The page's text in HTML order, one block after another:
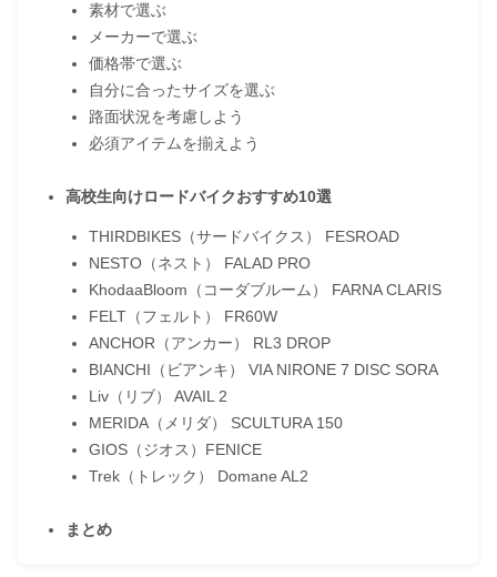
素材で選ぶ
メーカーで選ぶ
価格帯で選ぶ
自分に合ったサイズを選ぶ
路面状況を考慮しよう
必須アイテムを揃えよう
高校生向けロードバイクおすすめ10選
THIRDBIKES（サードバイクス） FESROAD
NESTO（ネスト） FALAD PRO
KhodaaBloom（コーダブルーム） FARNA CLARIS
FELT（フェルト） FR60W
ANCHOR（アンカー） RL3 DROP
BIANCHI（ビアンキ） VIA NIRONE 7 DISC SORA
Liv（リブ） AVAIL 2
MERIDA（メリダ） SCULTURA 150
GIOS（ジオス）FENICE
Trek（トレック） Domane AL2
まとめ